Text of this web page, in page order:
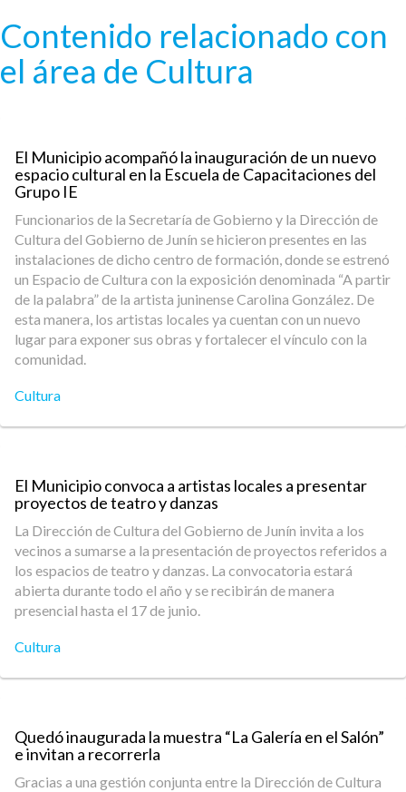
Contenido relacionado con
el área de Cultura
El Municipio acompañó la inauguración de un nuevo
espacio cultural en la Escuela de Capacitaciones del
Grupo IE
Funcionarios de la Secretaría de Gobierno y la Dirección de
Cultura del Gobierno de Junín se hicieron presentes en las
instalaciones de dicho centro de formación, donde se estrenó
un Espacio de Cultura con la exposición denominada “A partir
de la palabra” de la artista juninense Carolina González. De
esta manera, los artistas locales ya cuentan con un nuevo
lugar para exponer sus obras y fortalecer el vínculo con la
comunidad.
Cultura
El Municipio convoca a artistas locales a presentar
proyectos de teatro y danzas
La Dirección de Cultura del Gobierno de Junín invita a los
vecinos a sumarse a la presentación de proyectos referidos a
los espacios de teatro y danzas. La convocatoria estará
abierta durante todo el año y se recibirán de manera
presencial hasta el 17 de junio.
Cultura
Quedó inaugurada la muestra “La Galería en el Salón”
e invitan a recorrerla
Gracias a una gestión conjunta entre la Dirección de Cultura